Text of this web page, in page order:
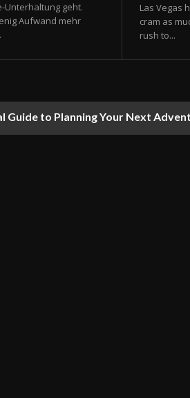
Unterhaltung geht.
Aufwand mehr
Las Vegas
cram as
rush to...
Guide to Planning Your Next